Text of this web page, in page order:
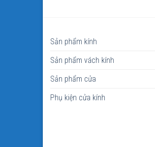
Sản phẩm kính
Sản phẩm vách kính
Sản phẩm cửa
Phụ kiện cửa kính